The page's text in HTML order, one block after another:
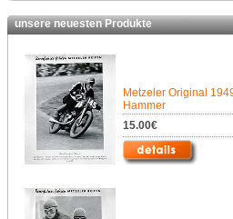
unsere neuesten Produkte
Metzeler Original
Hammer
15.00€